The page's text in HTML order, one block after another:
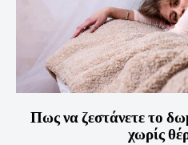
Πως να ζεστάνετε το
χωρίς